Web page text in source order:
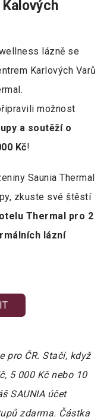
lázně se
Karlových Varů
možnost
a soutěží o
Kč!
Saunia Thermal
zkuste své štěstí
Thermal pro 2
lázní
pro ČR. Stačí, když
5 000 Kč nebo 10
SAUNIA účet
zdarma. Částka